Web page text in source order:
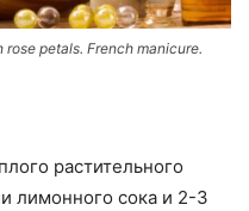
petals. French manicure.
растительного
лимонного сока и 2-3